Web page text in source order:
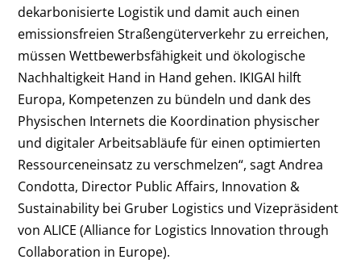
dekarbonisierte Logistik und damit auch einen
emissionsfreien Straßengüterverkehr zu erreichen,
müssen Wettbewerbsfähigkeit und ökologische
Nachhaltigkeit Hand in Hand gehen. IKIGAI hilft
Europa, Kompetenzen zu bündeln und dank des
Physischen Internets die Koordination physischer
und digitaler Arbeitsabläufe für einen optimierten
Ressourceneinsatz zu verschmelzen“, sagt Andrea
Condotta, Director Public Affairs, Innovation &
Sustainability bei Gruber Logistics und Vizepräsident
von ALICE (Alliance for Logistics Innovation through
Collaboration in Europe).